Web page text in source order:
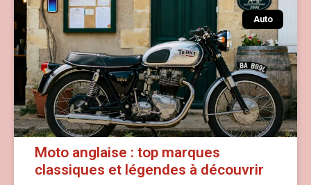
Auto
Moto anglaise : top marques
classiques et légendes à découvrir